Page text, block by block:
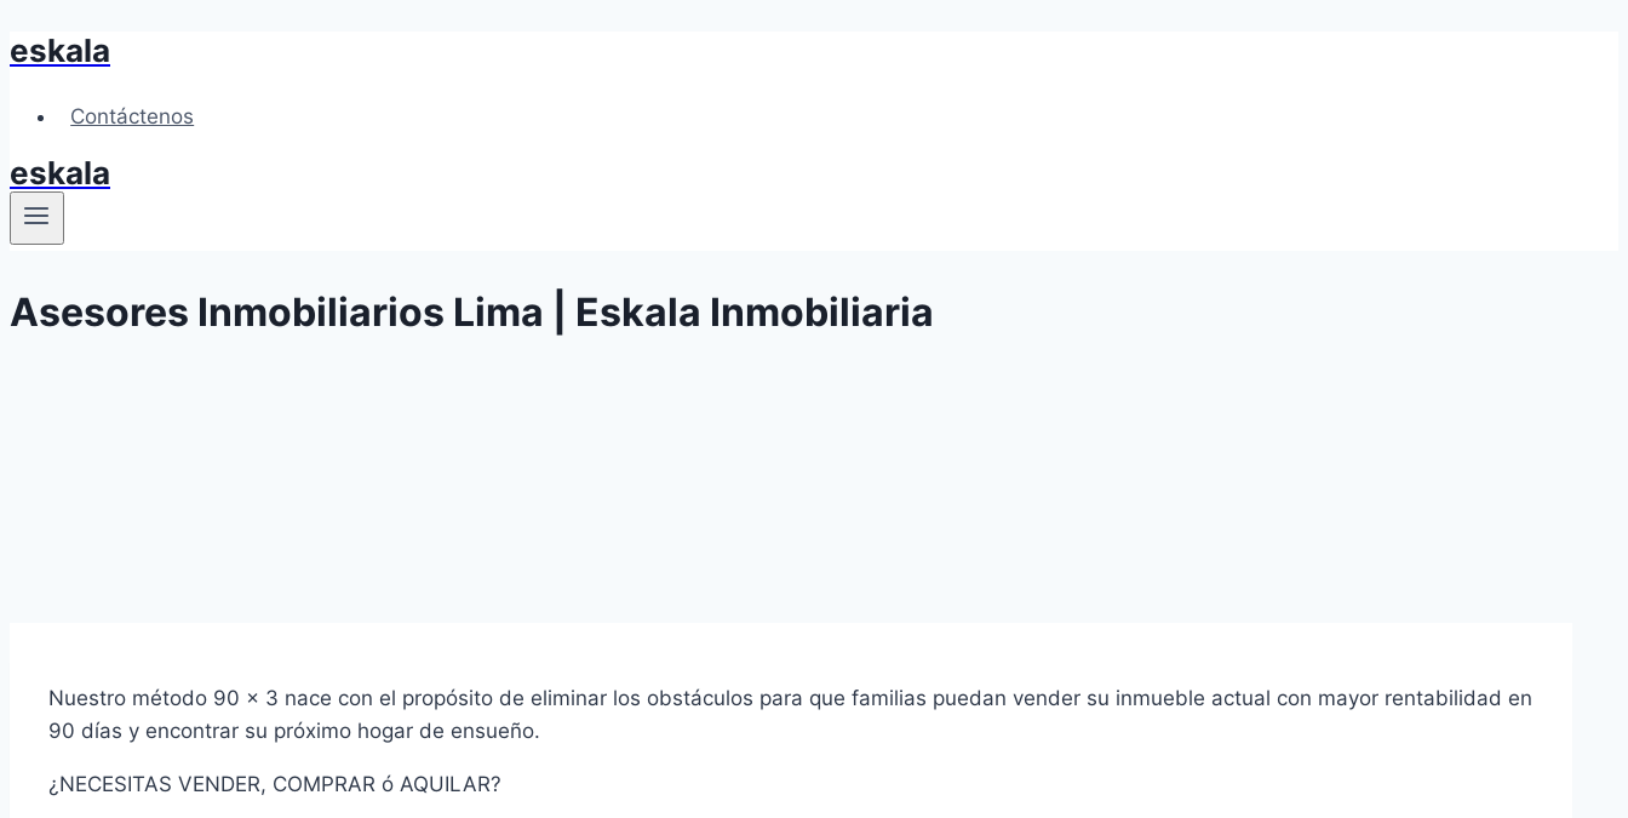
Skip
content
eskala
Contáctenos
eskala
Asesores Inmobiliarios Lima | Eskala Inmobiliaria
Nuestro método 90 x 3 nace con el propósito de eliminar los obstáculos para que familias puedan vender su inmueble actual con mayor rentabilidad en
90 días y encontrar su próximo hogar de ensueño.
¿NECESITAS VENDER, COMPRAR ó AQUILAR?